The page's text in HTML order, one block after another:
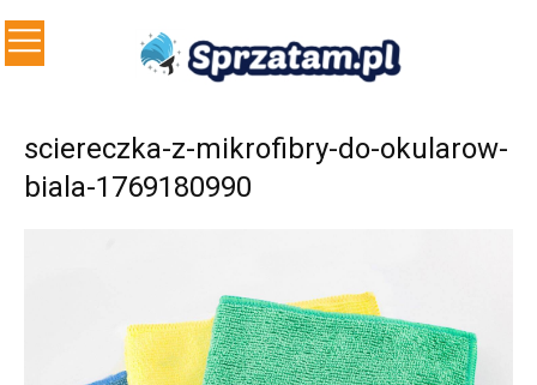
sciereczka-z-mikrofibry-do-okularow-
biala-1769180990